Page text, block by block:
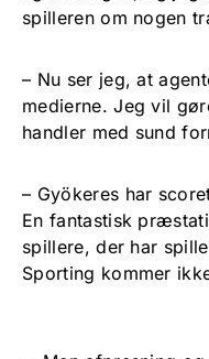
spilleren om nogen
– Nu ser jeg, at
medierne. Jeg vil
handler med sund
– Gyökeres har
En fantastisk
spillere, der har
Sporting kommer